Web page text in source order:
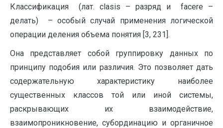
Классификация (лат. clasis – разряд и facere –
делать) – особый случай применения логической
операции деления объема понятия [3, 231].
Она представляет собой группировку данных по
принципу подобия или различия. Это позволяет дать
содержательную характеристику наиболее
существенных классов той или иной системы,
раскрывающих их взаимодействие,
взаимопроникновение, субординацию и органичное